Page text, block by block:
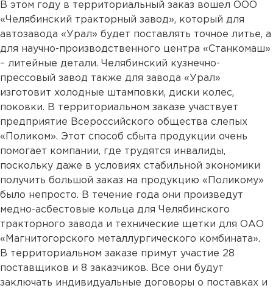
В этом году в территориальный заказ вошел ООО
«Челябинский тракторный завод», который для
автозавода «Урал» будет поставлять точное литье, а
для научно-производственного центра «Станкомаш»
– литейные детали. Челябинский кузнечно-
прессовый завод также для завода «Урал»
изготовит холодные штамповки, диски колес,
поковки. В территориальном заказе участвует
предприятие Всероссийского общества слепых
«Поликом». Этот способ сбыта продукции очень
помогает компании, где трудятся инвалиды,
поскольку даже в условиях стабильной экономики
получить большой заказ на продукцию «Поликому»
было непросто. В течение года они произведут
медно-асбестовые кольца для Челябинского
тракторного завода и технические щетки для ОАО
«Магнитогорского металлургического комбината».
В территориальном заказе примут участие 28
поставщиков и 8 заказчиков. Все они будут
заключать индивидуальные договоры о поставках и